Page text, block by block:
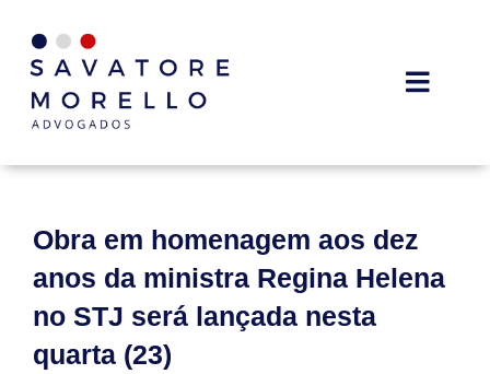
Obra em homenagem aos dez
anos da ministra Regina Helena
no STJ será lançada nesta
quarta (23)